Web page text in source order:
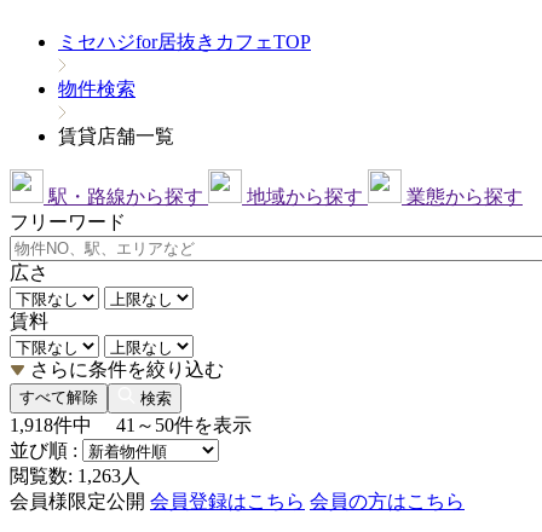
ミセハジfor居抜きカフェTOP
物件検索
賃貸店舗一覧
駅・路線から探す 地域から探す
業態から探す
フリーワード
広さ
賃料
さらに条件を絞り込む
すべて解除 検索
1,918件中 41～50件を表示
並び順 :
閲覧数: 1,263人
会員様限定公開 会員登録はこちら 会員の方はこちら